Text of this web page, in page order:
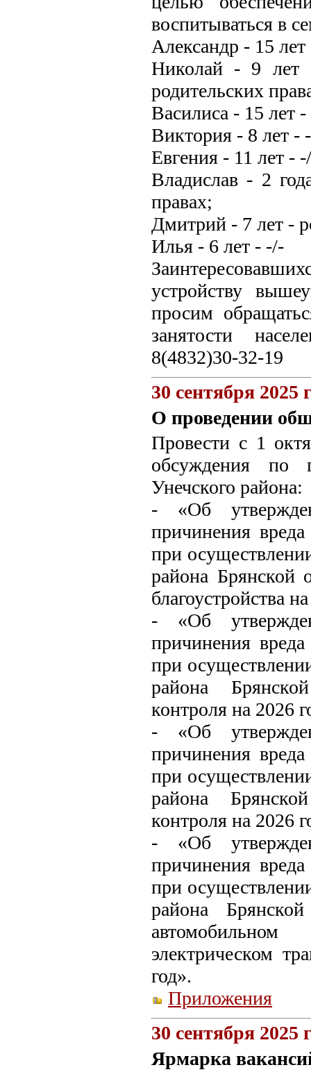
воспитываться в
Александр - 15
Николай - 9 лет
родительских
Василиса - 15 лет
Виктория - 8 лет -
Евгения - 11 лет -
Владислав - 2
правах;
Дмитрий - 7 лет -
Илья - 6 лет - -/-
устройству
просим
занятости
8(4832)30-32-19
30 сентября 2025
О проведении
Провести с 1
обсуждения по
Унечского района:
- «Об
причинения
при
района Брянской
благоустройства
- «Об
причинения
при
района
контроля на 2026
- «Об
причинения
при
района
контроля на 2026
- «Об
причинения
при
района
электрическом
год».
Приложения
30 сентября 2025
Ярмарка